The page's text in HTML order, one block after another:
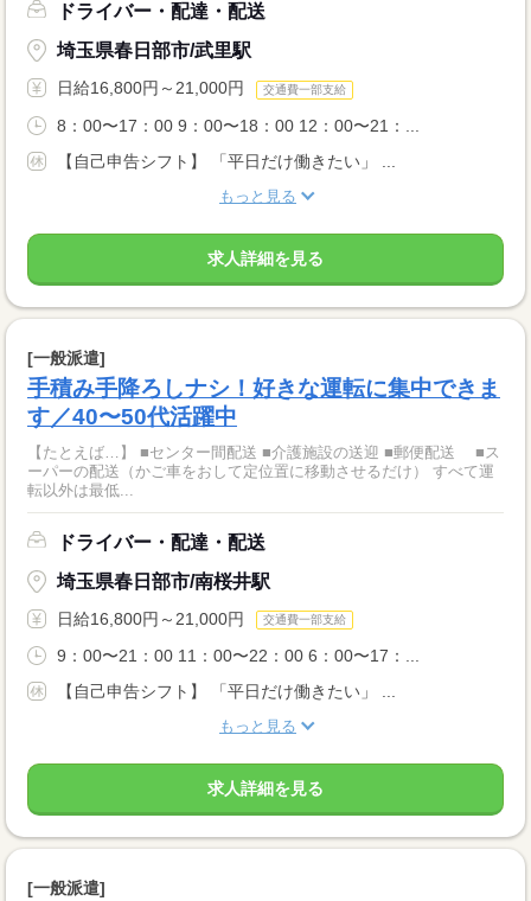
ドライバー・配達・配送
埼玉県春日部市/武里駅
日給16,800円～21,000円 交通費一部支給
8：00〜17：00 9：00〜18：00 12：00〜21：...
【自己申告シフト】 「平日だけ働きたい」 ...
もっと見る
求人詳細を見る
[一般派遣]
手積み手降ろしナシ！好きな運転に集中できま
す／40〜50代活躍中
【たとえば…】 ■センター間配送 ■介護施設の送迎 ■郵便配送 ■ス
ーパーの配送（かご車をおして定位置に移動させるだけ） すべて運
転以外は最低...
ドライバー・配達・配送
埼玉県春日部市/南桜井駅
日給16,800円～21,000円 交通費一部支給
9：00〜21：00 11：00〜22：00 6：00〜17：...
【自己申告シフト】 「平日だけ働きたい」 ...
もっと見る
求人詳細を見る
[一般派遣]